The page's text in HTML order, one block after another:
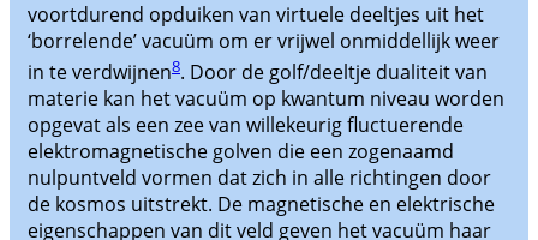
voortdurend opduiken van virtuele deeltjes uit het
‘borrelende’ vacuüm om er vrijwel onmiddellijk weer
in te verdwijnen8. Door de golf/deeltje dualiteit van
materie kan het vacuüm op kwantum niveau worden
opgevat als een zee van willekeurig fluctuerende
elektromagnetische golven die een zogenaamd
nulpuntveld vormen dat zich in alle richtingen door
de kosmos uitstrekt. De magnetische en elektrische
eigenschappen van dit veld geven het vacuüm haar